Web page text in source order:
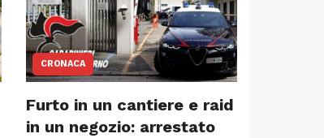
CRONACA
Furto in un cantiere e raid
in un negozio: arrestato